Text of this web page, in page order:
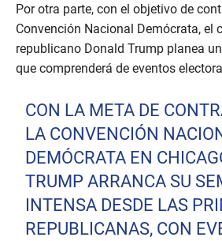
Por otra parte, con el objetivo de
Convención Nacional Demócrata, el
republicano Donald Trump planea
que comprenderá de eventos
CON LA META DE
LA CONVENCIÓN
DEMÓCRATA EN
TRUMP ARRANCA SU
INTENSA DESDE LAS
REPUBLICANAS, CON